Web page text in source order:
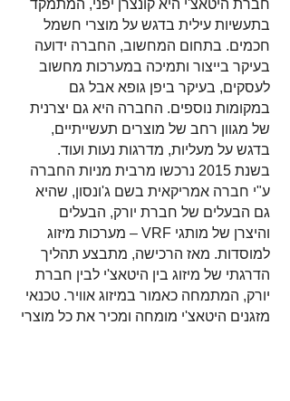
חברת היטאצ'י היא קונצרן יפני, המתמקד
בתעשיות עילית בדגש על מוצרי חשמל
חכמים. בתחום המחשוב, החברה ידועה
בעיקר בייצור ותמיכה במערכות מחשוב
לעסקים, בעיקר ביפן גופא אבל גם
במקומות נוספים. החברה היא גם יצרנית
של מגוון רחב של מוצרים תעשייתיים,
בדגש על מעליות, מדרגות נעות ועוד.
בשנת 2015 נרכשו מרבית מניות החברה
ע"י חברה אמריקאית בשם ג'ונסון, שהיא
גם הבעלים של חברת יורק, הבעלים
והיצרן של מותגי VRF – מערכות מיזוג
למוסדות. מאז הרכישה, מתבצע תהליך
הדרגתי של מיזוג בין היטאצ'י לבין חברת
יורק, המתמחה כאמור במיזוג אוויר. טכנאי
מזגנים היטאצ'י מומחה ומכיר את כל מוצרי